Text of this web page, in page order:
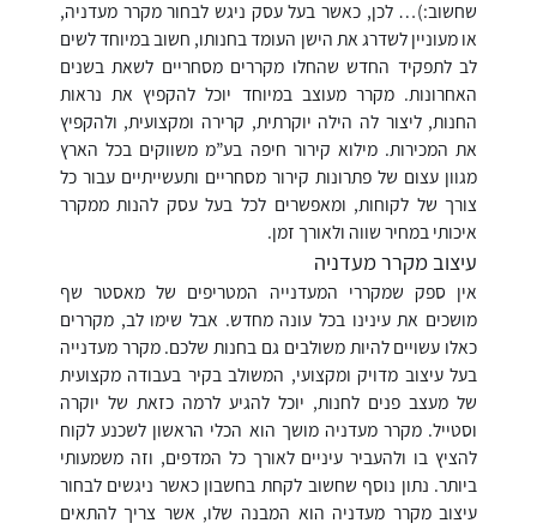
שחשוב:)… לכן, כאשר בעל עסק ניגש לבחור מקרר מעדניה,
או מעוניין לשדרג את הישן העומד בחנותו, חשוב במיוחד לשים
לב לתפקיד החדש שהחלו מקררים מסחריים לשאת בשנים
האחרונות. מקרר מעוצב במיוחד יוכל להקפיץ את נראות
החנות, ליצור לה הילה יוקרתית, קרירה ומקצועית, ולהקפיץ
את המכירות. מילוא קירור חיפה בע”מ משווקים בכל הארץ
מגוון עצום של פתרונות קירור מסחריים ותעשייתיים עבור כל
צורך של לקוחות, ומאפשרים לכל בעל עסק להנות ממקרר
איכותי במחיר שווה ולאורך זמן.
עיצוב מקרר מעדניה
אין ספק שמקררי המעדנייה המטריפים של מאסטר שף
מושכים את עינינו בכל עונה מחדש. אבל שימו לב, מקררים
כאלו עשויים להיות משולבים גם בחנות שלכם. מקרר מעדנייה
בעל עיצוב מדויק ומקצועי, המשולב בקיר בעבודה מקצועית
של מעצב פנים לחנות, יוכל להגיע לרמה כזאת של יוקרה
וסטייל. מקרר מעדניה מושך הוא הכלי הראשון לשכנע לקוח
להציץ בו ולהעביר עיניים לאורך כל המדפים, וזה משמעותי
ביותר. נתון נוסף שחשוב לקחת בחשבון כאשר ניגשים לבחור
עיצוב מקרר מעדניה הוא המבנה שלו, אשר צריך להתאים